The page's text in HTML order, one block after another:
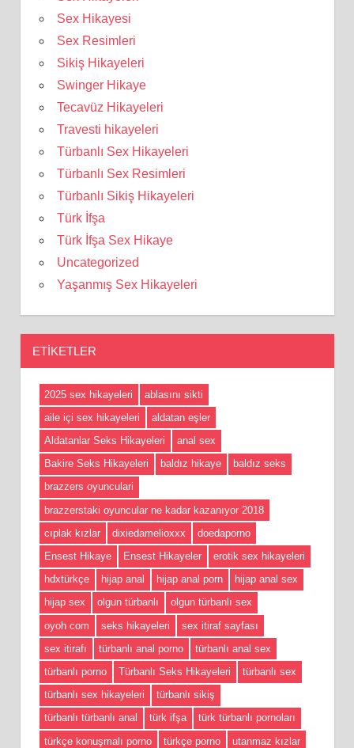
Sex Hikayesi
Sex Resimleri
Sikiş Hikayeleri
Swinger Hikaye
Tecavüz Hikayeleri
Travesti hikayeleri
Türbanlı Sex Hikayeleri
Türbanlı Sex Resimleri
Türbanlı Sikiş Hikayeleri
Türk İfşa
Türk İfşa Sex Hikaye
Uncategorized
Yaşanmış Sex Hikayeleri
ETIKETLER
2025 sex hikayeleri
ablasını sikti
aile içi sex hikayeleri
aldatan eşler
Aldatanlar Seks Hikayeleri
anal sex
Bakire Seks Hikayeleri
baldız hikaye
baldız seks
brazzers oyunculari
brazzerstaki oyuncular ne kadar kazanıyor 2018
cıplak kızlar
dixiedamelioxxx
doedaporno
Ensest Hikaye
Ensest Hikayeler
erotik sex hikayeleri
hdxtürkçe
hijap anal hijap anal porn
hijap anal sex
hijap sex
olgun türbanlı
olgun türbanlı sex
oyoh com
seks hikayeleri
sex itiraf sayfası
sex itirafı
türbanlı anal porno
türbanlı anal sex
türbanlı porno
Türbanlı Seks Hikayeleri
türbanlı sex
türbanlı sex hikayeleri
türbanlı sikiş
türbanlı türbanlı anal
türk ifşa
türk türbanlı pornoları
türkçe konuşmalı porno
türkçe porno utanmaz kızlar